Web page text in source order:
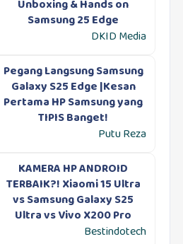
Unboxing & Hands on
Samsung 25 Edge
DKID Media
Pegang Langsung Samsung
Galaxy S25 Edge |Kesan
Pertama HP Samsung yang
TIPIS Banget!
Putu Reza
KAMERA HP ANDROID
TERBAIK?! Xiaomi 15 Ultra
vs Samsung Galaxy S25
Ultra vs Vivo X200 Pro
Bestindotech